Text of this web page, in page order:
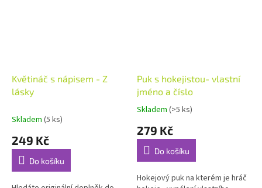
Květináč s nápisem - Z
lásky
Skladem (5 ks)
249 Kč
Do košíku
Puk s hokejistou- vlastní
jméno a číslo
Průměrné
produktu
3,7
5
Skladem (>5 ks)
279 Kč
Do košíku
Hokejový puk na kterém je hráč